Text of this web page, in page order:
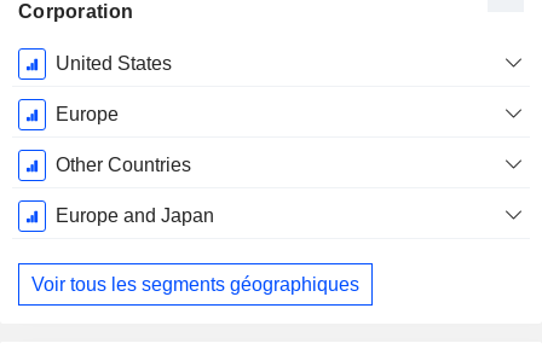
Corporation
Période
Fiscale:
Décembre
United States
Europe
Other Countries
Europe and Japan
Voir tous les segments géographiques